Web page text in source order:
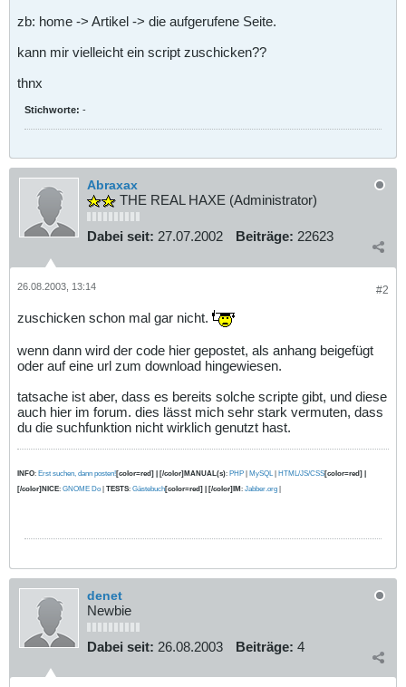
zb: home -> Artikel -> die aufgerufene Seite.
kann mir vielleicht ein script zuschicken??
thnx
Stichworte: -
Abraxax
THE REAL HAXE (Administrator)
Dabei seit: 27.07.2002 Beiträge: 22623
#2
26.08.2003, 13:14
zuschicken schon mal gar nicht.
wenn dann wird der code hier gepostet, als anhang beigefügt
oder auf eine url zum download hingewiesen.
tatsache ist aber, dass es bereits solche scripte gibt, und diese
auch hier im forum. dies lässt mich sehr stark vermuten, dass
du die suchfunktion nicht wirklich genutzt hast.
INFO: Erst suchen, dann posten![color=red] | [/color]MANUAL(s): PHP MySQL| HTML/JS/CSS[color=red] |
[/color]NICE: GNOME Do TESTS: Gästebuch[color=red] | [/color]IM : Jabber.org
denet
Newbie
Dabei seit: 26.08.2003 Beiträge: 4